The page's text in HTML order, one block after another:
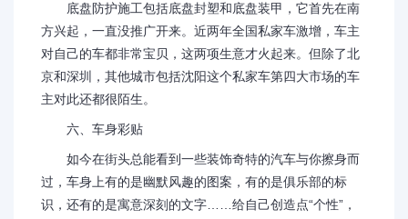
底盘防护施工包括底盘封塑和底盘装甲，它首先在南
方兴起，一直没推广开来。近两年全国私家车激增，车主
对自己的车都非常宝贝，这两项生意才火起来。但除了北
京和深圳，其他城市包括沈阳这个私家车第四大市场的车
主对此还都很陌生。
六、车身彩贴
如今在街头总能看到一些装饰奇特的汽车与你擦身而
过，车身上有的是幽默风趣的图案，有的是俱乐部的标
识，还有的是寓意深刻的文字……给自己创造点“个性”，